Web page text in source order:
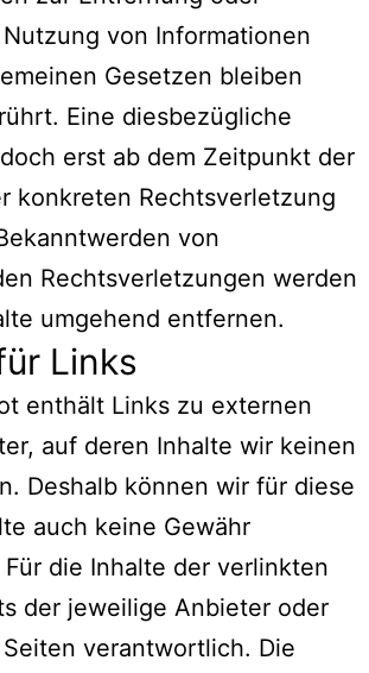
von Informationen
Gesetzen bleiben
Eine diesbezügliche
erst ab dem Zeitpunkt der
konkreten Rechtsverletzung
von
Rechtsverletzungen werden
umgehend entfernen.
Links
enthält Links zu externen
auf deren Inhalte wir keinen
Deshalb können wir für diese
auch keine Gewähr
die Inhalte der verlinkten
der jeweilige Anbieter oder
verantwortlich. Die